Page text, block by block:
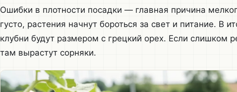
Ошибки в плотности посадки — главная причина
густо, растения начнут бороться за свет и питание. В
клубни будут размером с грецкий орех. Если слишком
там вырастут сорняки.